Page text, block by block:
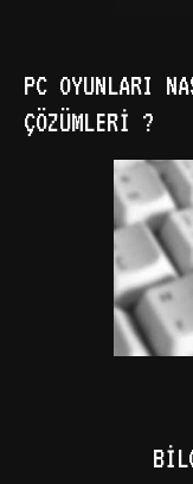
PC OYUNLARI
ÇÖZÜMLERI ?